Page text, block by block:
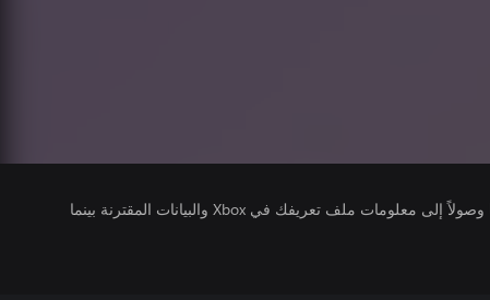
يتلقى ناشرو الألعاب التي تقوم بتشغيلها وصولاً إلى معلومات ملف تعريفك في Xbox والبيانات المقترنة بينما